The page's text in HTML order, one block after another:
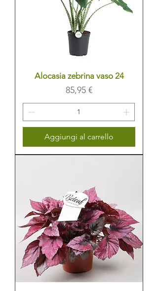
Alocasia zebrina vaso 24
Prezzo
85,95 €
Aggiungi al carrello